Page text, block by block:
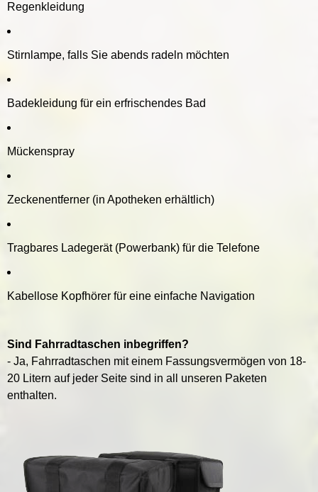
Regenkleidung
Stirnlampe, falls Sie abends radeln möchten
Badekleidung für ein erfrischendes Bad
Mückenspray
Zeckenentferner (in Apotheken erhältlich)
Tragbares Ladegerät (Powerbank) für die Telefone
Kabellose Kopfhörer für eine einfache Navigation
Sind Fahrradtaschen inbegriffen?
- Ja, Fahrradtaschen mit einem Fassungsvermögen von 18-
20 Litern auf jeder Seite sind in all unseren Paketen
enthalten.